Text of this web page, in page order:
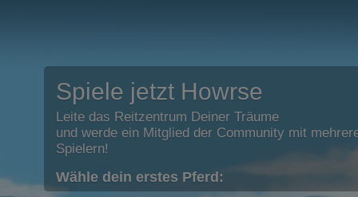
Spiele jetzt Howrse
Leite das Reitzentrum Deiner Träume
und werde ein Mitglied der Community mit
Spielern!
Wähle dein erstes Pferd: